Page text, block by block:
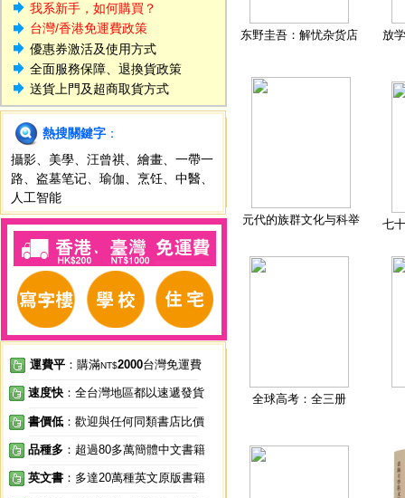
我系新手，如何購買？
台灣/香港免運費政策
優惠券激活及使用方式
全面服務保障、退換貨政策
送貨上門及超商取貨方式
熱搜關鍵字 ：
攝影
美學 汪曾祺 繪畫
一帶一
路
盗墓笔记 瑜伽 烹饪 中醫
人工智能
運費平 ：購滿NT$2000台灣免運費
速度快 ：全台灣地區都以速遞發貨
書價低 ：歡迎與任何同類書店比價
品種多 ：超過80多萬簡體中文書籍
英文書 ：多達20萬種英文原版書籍
东野圭吾：解忧杂货店 放
元代的族群文化与科举 七
全球高考：全三册